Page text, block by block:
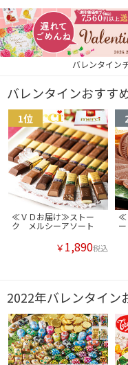
バレンタイン
バレンタインおすす
≪ＶＤお届け≫ストー
ク メルシーアソート
￥ 1,890税込
≪
2022年バレンタイン